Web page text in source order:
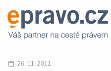
26. 11. 2011